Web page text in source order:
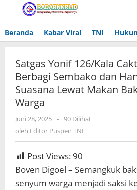
Lewati
Beranda Kabar Viral TNI
Satgas Yonif 126/Kala
Berbagi Sembako dan
Suasana Lewat Makan
Warga
Juni 28, 2025 oleh
Editor
Puspen
- 90 Dilihat
oleh Editor Puspen TNI
Post Views: 90
Boven Digoel – Semangkuk
senyum warga menjadi saksi